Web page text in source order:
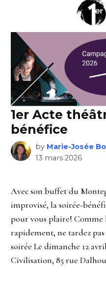
1er Acte
bénéfice
by Marie-Josée
13 mars 2026
Avec son buffet du
improvisé, la soirée-
pour vous plaire! Comme
rapidement, ne tardez
soirée Le dimanche 12
Civilisation, 85 rue